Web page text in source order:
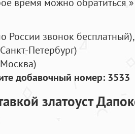
России звонок бесплатный),
Санкт-Петербург)
Москва)
добавочный номер: 3533
златоуст